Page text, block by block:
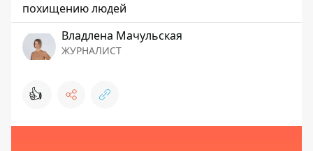
похищению людей
Владлена Мачульская
ЖУРНАЛИСТ
👍